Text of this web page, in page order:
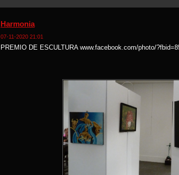
Harmonia
07-11-2020 21:01
PREMIO DE ESCULTURA www.facebook.com/photo/